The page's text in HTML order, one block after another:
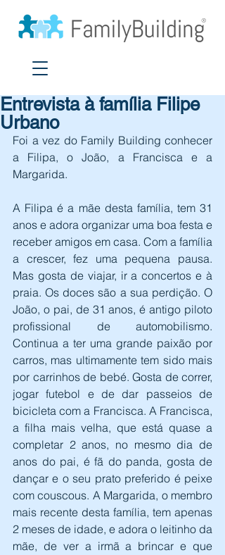
Entrevista à família Filipe
Urbano
Foi a vez do Family Building conhecer
a Filipa, o João, a Francisca e a
Margarida.
A Filipa é a mãe desta família, tem 31
anos e adora organizar uma boa festa e
receber amigos em casa. Com a família
a crescer, fez uma pequena pausa.
Mas gosta de viajar, ir a concertos e à
praia. Os doces são a sua perdição. O
João, o pai, de 31 anos, é antigo piloto
profissional de automobilismo.
Continua a ter uma grande paixão por
carros, mas ultimamente tem sido mais
por carrinhos de bebé. Gosta de correr,
jogar futebol e de dar passeios de
bicicleta com a Francisca. A Francisca,
a filha mais velha, que está quase a
completar 2 anos, no mesmo dia de
anos do pai, é fã do panda, gosta de
dançar e o seu prato preferido é peixe
com couscous. A Margarida, o membro
mais recente desta família, tem apenas
2 meses de idade, e adora o leitinho da
mãe, de ver a irmã a brincar e que